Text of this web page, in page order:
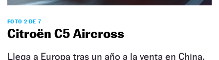
FOTO 2 DE 7
Citroën C5 Aircross
Llega a Europa tras un año a la venta en China,